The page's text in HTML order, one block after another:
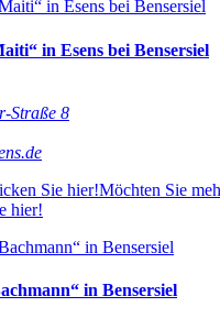
in Esens bei Bensersiel
Straße 8
Sie hier!Möchten Sie
hier!
in Bensersiel